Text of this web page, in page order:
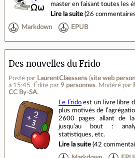
master en faisant toutes les
Lire la suite (26 commentaires
Markdown EPUB
Des nouvelles du Frido
Posté par LaurentClaessens (site web
à 15:45. Édité par 9 personnes. Modéré par
CC By‑SA.
Le Fridoest un livre libre
plus motivés de
2600 pages allant de
jusqu’au bout :
statistiques, etc.
Lire la suite (42